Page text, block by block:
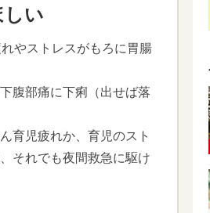
しい
やストレスがもろに胃腸
腹部痛に下痢（出せば落
育児疲れか、育児のスト
それでも夜間救急に駆け